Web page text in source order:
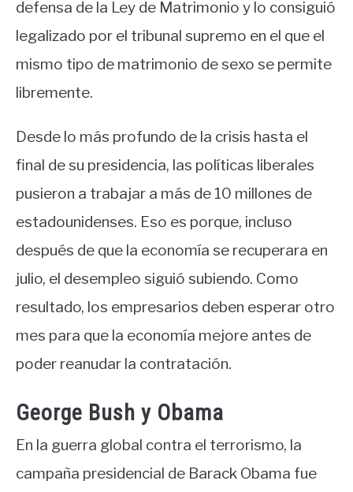
defensa de la Ley de Matrimonio y lo consiguió
legalizado por el tribunal supremo en el que el
mismo tipo de matrimonio de sexo se permite
libremente.
Desde lo más profundo de la crisis hasta el
final de su presidencia, las políticas liberales
pusieron a trabajar a más de 10 millones de
estadounidenses. Eso es porque, incluso
después de que la economía se recuperara en
julio, el desempleo siguió subiendo. Como
resultado, los empresarios deben esperar otro
mes para que la economía mejore antes de
poder reanudar la contratación.
George Bush y Obama
En la guerra global contra el terrorismo, la
campaña presidencial de Barack Obama fue